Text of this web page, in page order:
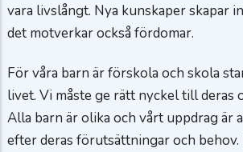
vara livslångt. Nya kunskaper skapar
det motverkar också fördomar.
För våra barn är förskola och skola
livet. Vi måste ge rätt nyckel till deras
Alla barn är olika och vårt uppdrag är
efter deras förutsättningar och behov.